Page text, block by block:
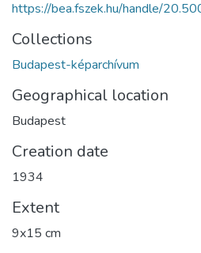
https://bea.fszek.hu/handle/
Collections
Budapest-képarchívum
Geographical location
Budapest
Creation date
1934
Extent
9x15 cm